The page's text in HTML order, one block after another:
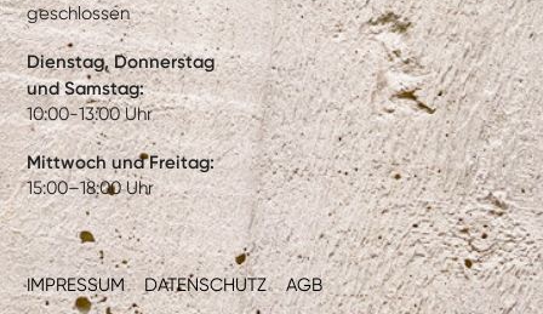
IMPRESSUM DATENSCHUTZ AGB
geschlossen
Dienstag, Donnerstag
und Samstag:
10:00-13:00 Uhr
Mittwoch und Freitag:
15:00–18:00 Uhr